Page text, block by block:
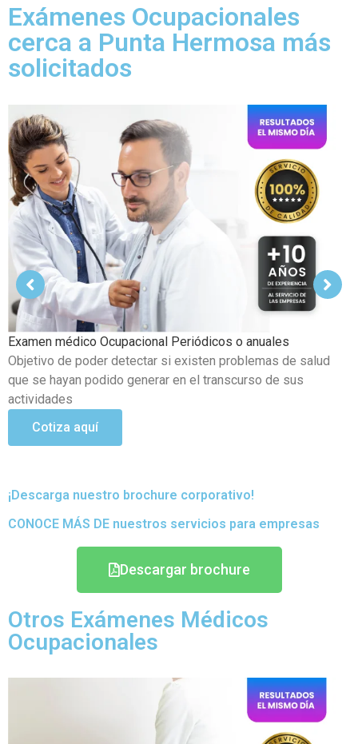
Exámenes Ocupacionales
cerca a Punta Hermosa más
solicitados
Examen médico ocupacional para trabajos en altura mayor a
1.8 mts
Mayor A 1.8 Mts. Exámenes con la finalidad de que los
trabajadores que laboran en actividades de riesgo puedan
tener una supervisión en su estado de salud.
Cotiza aquí
¡Descarga nuestro brochure corporativo!
CONOCE MÁS DE nuestros servicios para empresas
Descargar brochure
Otros Exámenes Médicos
Ocupacionales